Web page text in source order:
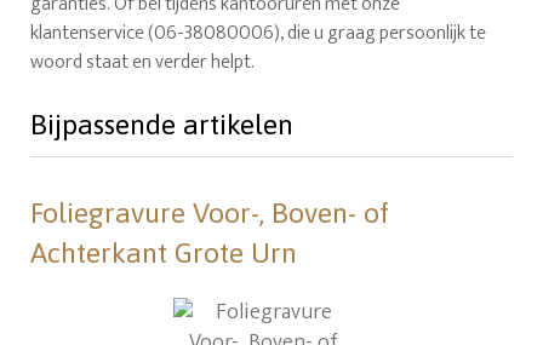
klantenservice (06-38080006), die u graag persoonlijk te
woord staat en verder helpt.
Bijpassende artikelen
Foliegravure Voor-, Boven- of
Achterkant Grote Urn